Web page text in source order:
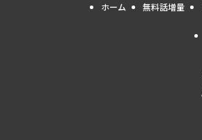
ホーム 無料話増量